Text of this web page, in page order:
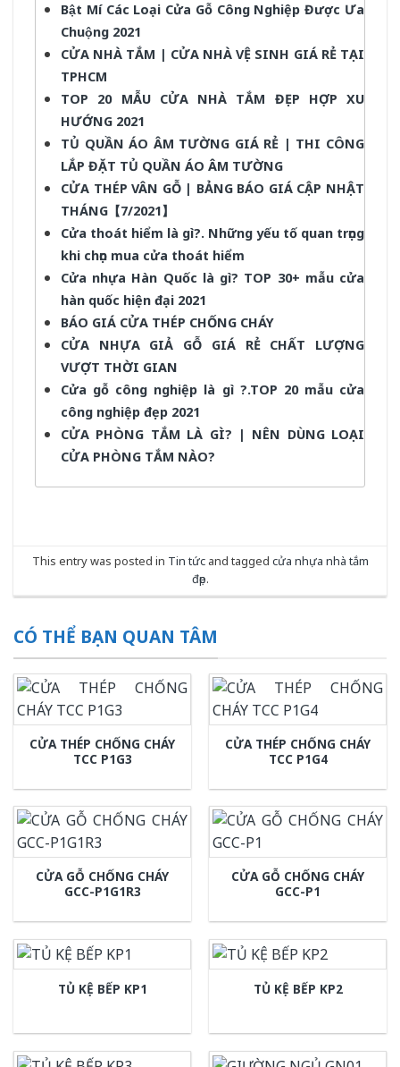
Bật Mí Các Loại Cửa Gỗ Công Nghiệp Được Ưa
Chuộng 2021
CỬA NHÀ TẮM | CỬA NHÀ VỆ SINH GIÁ RẺ TẠI
TPHCM
TOP 20 MẪU CỬA NHÀ TẮM ĐẸP HỢP XU
HƯỚNG 2021
TỦ QUẦN ÁO ÂM TƯỜNG GIÁ RẺ | THI CÔNG
LẮP ĐẶT TỦ QUẦN ÁO ÂM TƯỜNG
CỬA THÉP VÂN GỖ | BẢNG BÁO GIÁ CẬP NHẬT
THÁNG【7/2021】
Cửa thoát hiểm là gì?. Những yếu tố quan trọng
khi chọn mua cửa thoát hiểm
Cửa nhựa Hàn Quốc là gì? TOP 30+ mẫu cửa
hàn quốc hiện đại 2021
BÁO GIÁ CỬA THÉP CHỐNG CHÁY
CỬA NHỰA GIẢ GỖ GIÁ RẺ CHẤT LƯỢNG
VƯỢT THỜI GIAN
Cửa gỗ công nghiệp là gì ?.TOP 20 mẫu cửa
công nghiệp đẹp 2021
CỬA PHÒNG TẮM LÀ GÌ? | NÊN DÙNG LOẠI
CỬA PHÒNG TẮM NÀO?
This entry was posted in Tin tứcand tagged cửa nhựa nhà tắm
đẹp.
CÓ THỂ BẠN QUAN TÂM
CỬA THÉP CHỐNG CHÁY
TCC P1G3
CỬA THÉP CHỐNG CHÁY
TCC P1G4
CỬA GỖ CHỐNG CHÁY
GCC-P1G1R3
CỬA GỖ CHỐNG CHÁY
GCC-P1
TỦ KỆ BẾP KP1 TỦ KỆ BẾP KP2